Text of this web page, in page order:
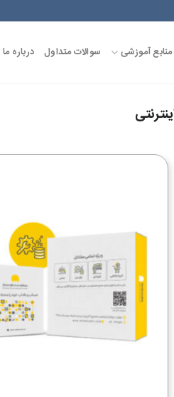
منابع آموزشی سوالات متداول درباره ما